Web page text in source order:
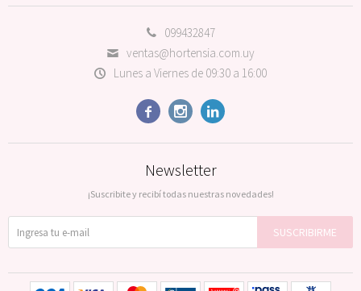
099432847
ventas@hortensia.com.uy
Lunes a Viernes de 09:30 a 16:00
  
Newsletter
¡Suscribite y recibí todas nuestras novedades!
SUSCRIBIRME